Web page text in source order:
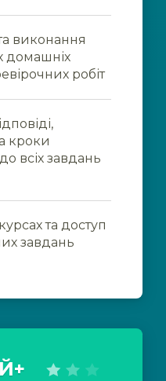
виконання
домашніх
робіт
кроки
всіх завдань
та доступ
завдань